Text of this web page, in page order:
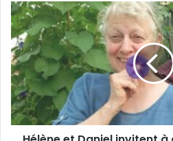
o
t
r
e
a
d
r
e
s
H
é
l
è
n
e
e
t
D